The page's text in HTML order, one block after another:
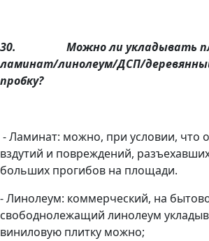
30. Можно ли укладывать
ламинат/линолеум/ДСП/
пробку?
- Ламинат: можно, при условии, что
вздутий и повреждений,
больших прогибов на площади.
- Линолеум: коммерческий, на
свободнолежащий линолеум
виниловую плитку можно;